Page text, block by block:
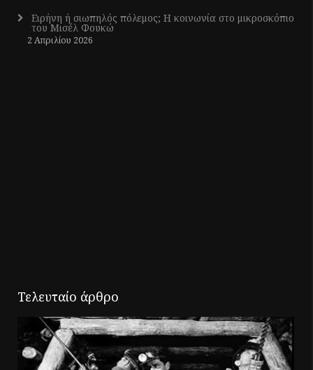
Ειρήνη ή σιωπηλός πόλεμος; Η κοινωνία στο μικροσκόπιο
του Μισέλ Φουκώ
2 Απριλίου 2026
Τελευταίο άρθρο